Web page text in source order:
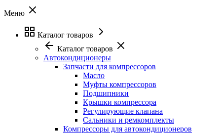
Меню
Каталог товаров
Каталог товаров
Автокондиционеры
Запчасти для компрессоров
Масло
Муфты компрессоров
Подшипники
Крышки компрессора
Регулирующие клапана
Сальники и ремкомплекты
Компрессоры для автокондиционеров